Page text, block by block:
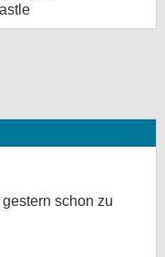
schon zu